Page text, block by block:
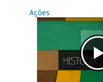
Ações